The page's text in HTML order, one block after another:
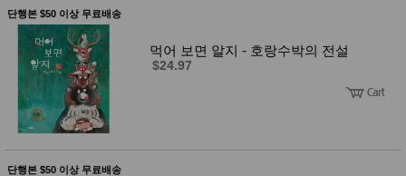
단행본 $50 이상 무료배송
먹어 보면 알지 - 호랑수박의 전설
$24.97
단행본 $50 이상 무료배송